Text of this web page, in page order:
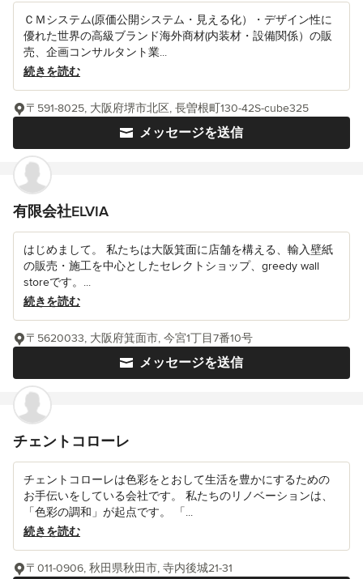
ＣＭシステム(原価公開システム・見える化）・デザイン性に
優れた世界の高級ブランド海外商材(内装材・設備関係）の販
売、企画コンサルタント業...
続きを読む
メッセージを送信
〒591-8025, 大阪府堺市北区, 長曽根町130-42S-cube325
有限会社ELVIA
はじめまして。 私たちは大阪箕面に店舗を構える、輸入壁紙
の販売・施工を中心としたセレクトショップ、greedy wall
storeです。...
続きを読む
メッセージを送信
〒5620033, 大阪府箕面市, 今宮1丁目7番10号
チェントコローレ
チェントコローレは色彩をとおして生活を豊かにするための
お手伝いをしている会社です。 私たちのリノベーションは、
「色彩の調和」が起点です。 「...
続きを読む
〒011-0906, 秋田県秋田市, 寺内後城21-31